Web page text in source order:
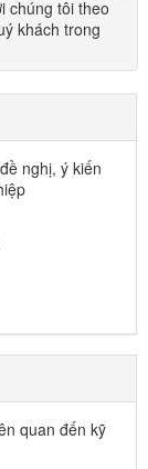
chúng tôi theo
khách trong
nghị, ý kiến
quan đến kỹ